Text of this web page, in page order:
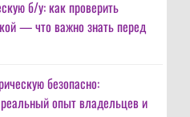
б/у: как проверить
— что важно знать перед
безопасно:
опыт владельцев и